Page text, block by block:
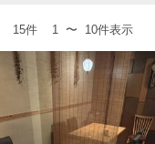
15件 1 〜 10件表示